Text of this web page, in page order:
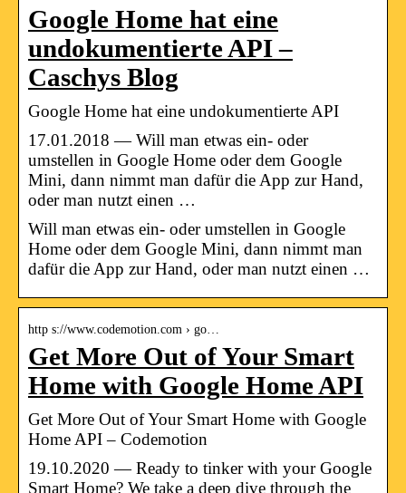
Google Home hat eine
undokumentierte API –
Caschys Blog
Google Home hat eine undokumentierte API
17.01.2018 — Will man etwas ein- oder
umstellen in Google Home oder dem Google
Mini, dann nimmt man dafür die App zur Hand,
oder man nutzt einen …
Will man etwas ein- oder umstellen in Google
Home oder dem Google Mini, dann nimmt man
dafür die App zur Hand, oder man nutzt einen …
http s://www.codemotion.com › go…
Get More Out of Your Smart
Home with Google Home API
Get More Out of Your Smart Home with Google
Home API – Codemotion
19.10.2020 — Ready to tinker with your Google
Smart Home? We take a deep dive through the